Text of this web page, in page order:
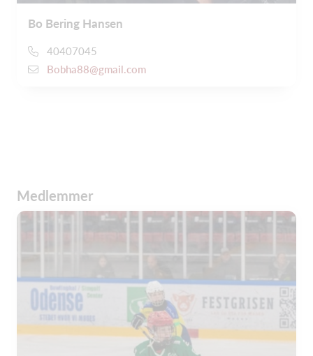
Bo Bering Hansen
40407045
Bobha88@gmail.com
Medlemmer